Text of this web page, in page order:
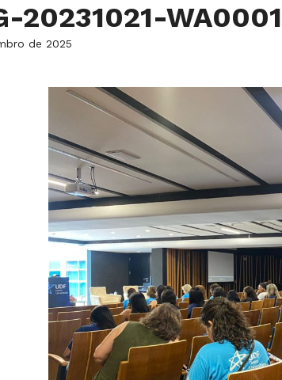
20231021-WA0001
de 2025